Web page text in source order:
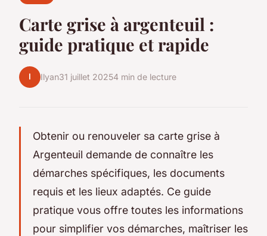
Carte grise à argenteuil :
guide pratique et rapide
I Ilyan31 juillet 20254 min de lecture
Obtenir ou renouveler sa carte grise à
Argenteuil demande de connaître les
démarches spécifiques, les documents
requis et les lieux adaptés. Ce guide
pratique vous offre toutes les informations
pour simplifier vos démarches, maîtriser les